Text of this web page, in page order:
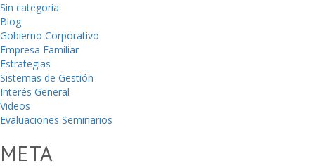
Sin categoría
Blog
Gobierno Corporativo
Empresa Familiar
Estrategias
Sistemas de Gestión
Interés General
Videos
Evaluaciones Seminarios
META